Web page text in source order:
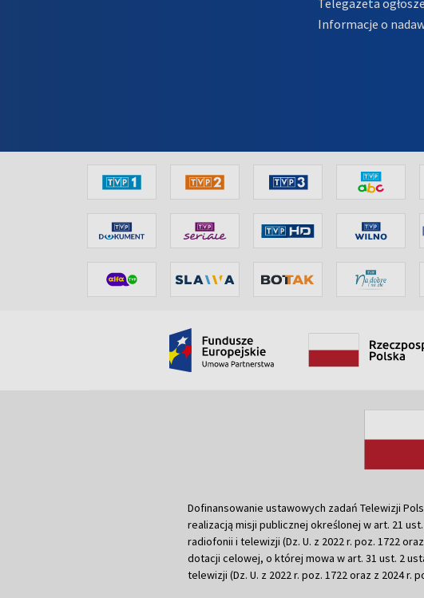
Informacje o
Dofinansowanie ustawowych zadań Telewizji
realizacją misji publicznej określonej w art. 21
radiofonii i telewizji (Dz. U. z 2022 r. poz. 1722
dotacji celowej, o której mowa w art. 31 ust. 2
telewizji (Dz. U. z 2022 r. poz. 1722 oraz z 2024 r.